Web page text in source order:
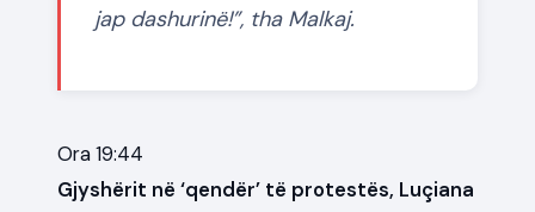
jap dashurinë!”, tha Malkaj.
Ora 19:44
Gjyshërit në ‘qendër’ të protestës, Luçiana